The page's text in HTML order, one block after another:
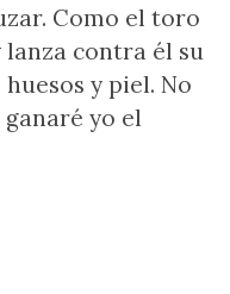
Como el toro
contra él su
y piel. No
yo el